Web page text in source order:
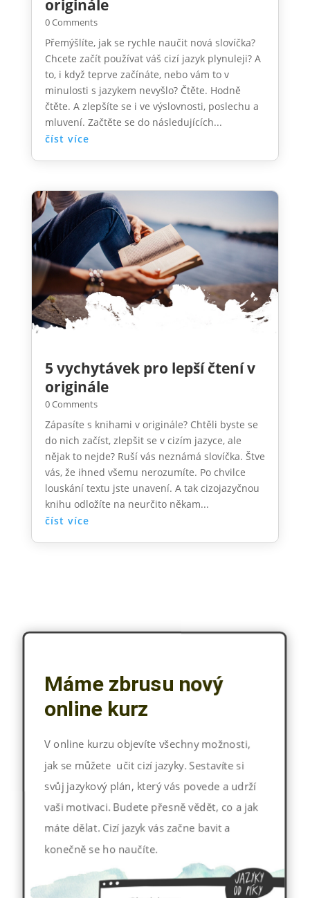
originále
0 Comments
Přemýšlíte, jak se rychle naučit nová slovíčka?
Chcete začít používat váš cizí jazyk plynuleji? A
to, i když teprve začínáte, nebo vám to v
minulosti s jazykem nevyšlo? Čtěte. Hodně
čtěte. A zlepšíte se i ve výslovnosti, poslechu a
mluvení. Začtěte se do následujících...
číst více
5 vychytávek pro lepší čtení v
originále
0 Comments
Zápasíte s knihami v originále? Chtěli byste se
do nich začíst, zlepšit se v cizím jazyce, ale
nějak to nejde? Ruší vás neznámá slovíčka. Štve
vás, že ihned všemu nerozumíte. Po chvilce
louskání textu jste unavení. A tak cizojazyčnou
knihu odložíte na neurčito někam...
číst více
Máme zbrusu nový
online kurz
V online kurzu objevíte všechny možnosti,
jak se můžete učit cizí jazyky. Sestavíte si
svůj jazykový plán, který vás povede a udrží
vaši motivaci. Budete přesně vědět, co a jak
máte dělat. Cizí jazyk vás začne bavit a
konečně se ho naučíte.